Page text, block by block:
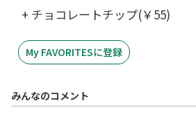
+ チョコレートチップ(￥55)
My FAVORITESに登録
みんなのコメント